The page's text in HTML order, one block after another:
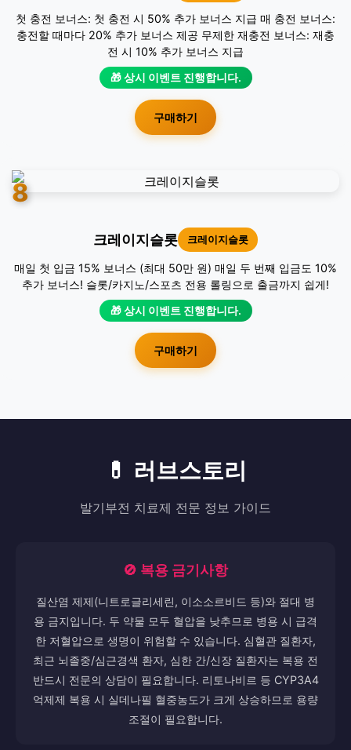
첫 충전 보너스: 첫 충전 시 50% 추가 보너스 지급 매 충전 보너스:
충전할 때마다 20% 추가 보너스 제공 무제한 재충전 보너스: 재충
전 시 10% 추가 보너스 지급
🎁 상시 이벤트 진행합니다.
구매하기
8
크레이지슬롯 크레이지슬롯
매일 첫 입금 15% 보너스 (최대 50만 원) 매일 두 번째 입금도 10%
추가 보너스! 슬롯/카지노/스포츠 전용 롤링으로 출금까지 쉽게!
🎁 상시 이벤트 진행합니다.
구매하기
💊 러브스토리
발기부전 치료제 전문 정보 가이드
🚫 복용 금기사항
질산염 제제(니트로글리세린, 이소소르비드 등)와 절대 병
용 금지입니다. 두 약물 모두 혈압을 낮추므로 병용 시 급격
한 저혈압으로 생명이 위험할 수 있습니다. 심혈관 질환자,
최근 뇌졸중/심근경색 환자, 심한 간/신장 질환자는 복용 전
반드시 전문의 상담이 필요합니다. 리토나비르 등 CYP3A4
억제제 복용 시 실데나필 혈중농도가 크게 상승하므로 용량
조절이 필요합니다.